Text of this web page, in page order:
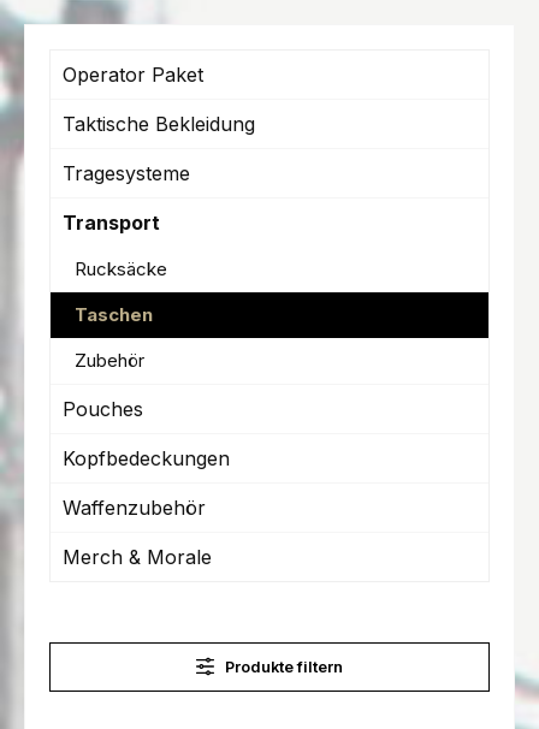
Operator Paket
Taktische Bekleidung
Tragesysteme
Transport
Rucksäcke
Taschen
Zubehör
Pouches
Kopfbedeckungen
Waffenzubehör
Merch & Morale
Produkte filtern